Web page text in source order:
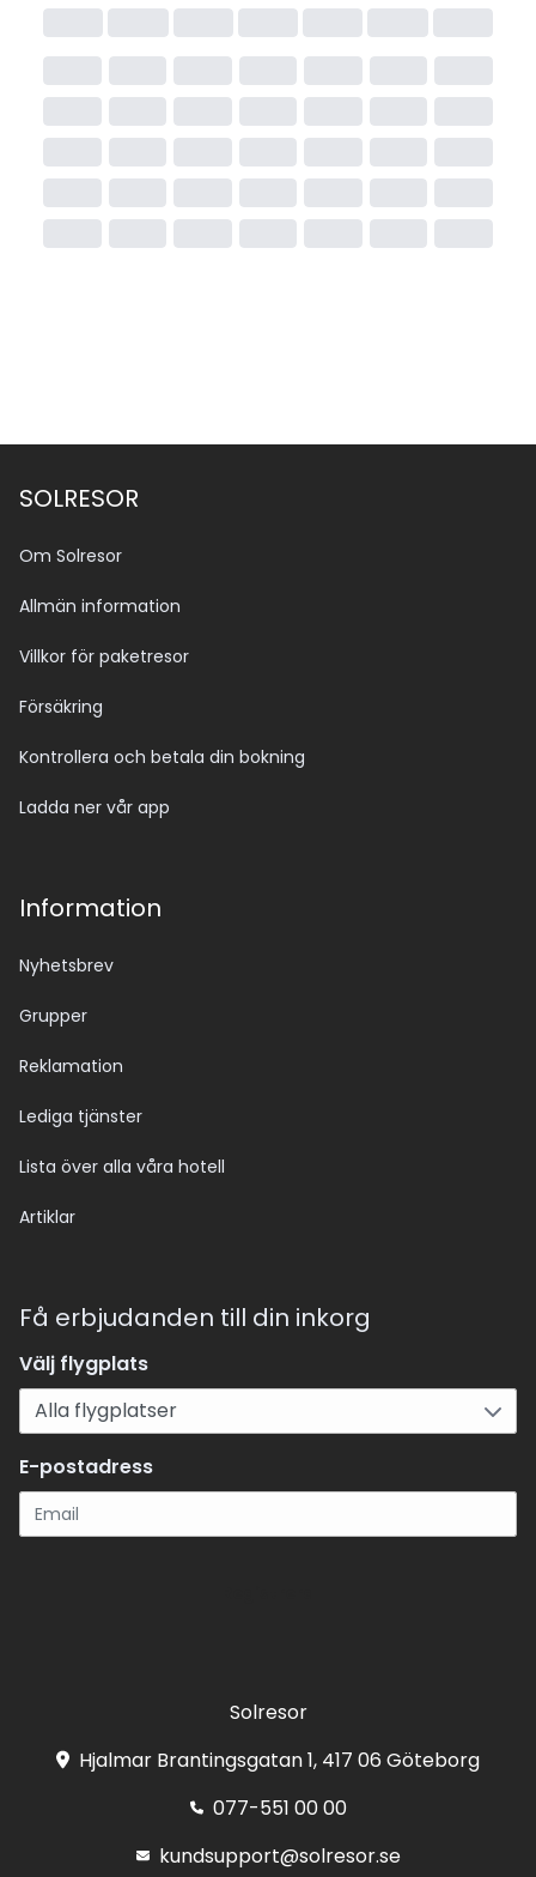
SOLRESOR
Om Solresor
Allmän information
Villkor för paketresor
Försäkring
Kontrollera och betala din bokning
Ladda ner vår app
Information
Nyhetsbrev
Grupper
Reklamation
Lediga tjänster
Lista över alla våra hotell
Artiklar
Få erbjudanden till din inkorg
Välj flygplats
E-postadress
Solresor
Hjalmar Brantingsgatan 1, 417 06 Göteborg
077-551 00 00
kundsupport@solresor.se